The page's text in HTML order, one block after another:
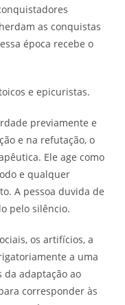
as conquistas
época recebe o
e epicuristas.
previamente e
e na refutação, o
Ele age como
e qualquer
A pessoa duvida de
pelo silêncio.
os artifícios, a
a uma
da adaptação ao
corresponder às